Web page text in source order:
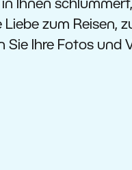
Ihnen
Liebe zum Reisen,
Sie Ihre Fotos und